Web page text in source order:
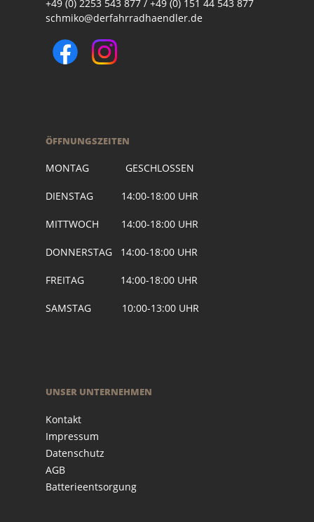
+49 (0) 2253 543 877 / +49 (0) 151 44 543 877
schmiko@derfahrradhaendler.de
ÖFFNUNGSZEITEN
MONTAG GESCHLOSSEN
DIENSTAG 14:00-18:00 UHR
MITTWOCH 14:00-18:00 UHR
DONNERSTAG 14:00-18:00 UHR
FREITAG 14:00-18:00 UHR
SAMSTAG 10:00-13:00 UHR
UNSER UNTERNEHMEN
Kontakt
Impressum
Datenschutz
AGB
Batterieentsorgung